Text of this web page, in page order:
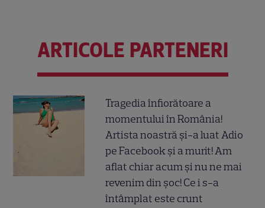
ARTICOLE PARTENERI
Tragedia înfiorătoare a
momentului în România!
Artista noastră și-a luat Adio
pe Facebook și a murit! Am
aflat chiar acum și nu ne mai
revenim din șoc! Ce i s-a
întâmplat este crunt